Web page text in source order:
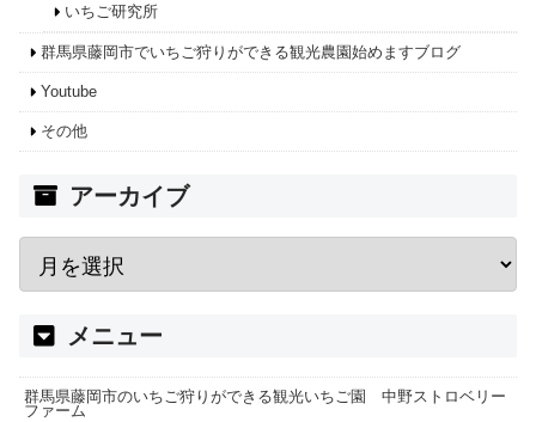
いちご研究所
群馬県藤岡市でいちご狩りができる観光農園始めますブログ
Youtube
その他
アーカイブ
メニュー
群馬県藤岡市のいちご狩りができる観光いちご園 中野ストロベリー
ファーム